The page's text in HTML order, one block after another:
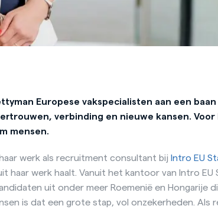
Europese vakspecialisten aan een
verbinding en nieuwe kansen.
mensen.
werk als recruitment consultant bij Intro EU
haar werk haalt. Vanuit het kantoor van Intro EU
uit onder meer Roemenië en Hongarije
is dat een grote stap, vol onzekerheden. Als